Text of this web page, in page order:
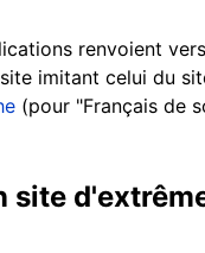
renvoient
imitant celui du
(pour "Français de
site